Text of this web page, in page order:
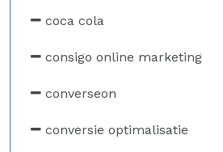
coca cola
consigo online marketing
converseon
conversie optimalisatie